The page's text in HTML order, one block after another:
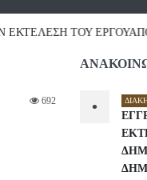
ΤΟΥ
692 •